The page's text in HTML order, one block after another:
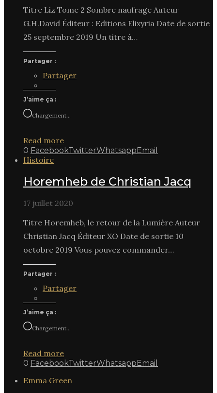
Titre Liz Tome 2 Sombre naufrage Auteur
G.H.David Éditeur : Editions Elixyria Date de sortie
25 septembre 2019 Un titre à…
Partager :
Partager
J’aime ça :
Chargement…
Read more
0 FacebookTwitterWhatsappEmail
Histoire
Horemheb de Christian Jacq
17 juillet 2020
Titre Horemheb, le retour de la Lumière Auteur
Christian Jacq Éditeur XO Date de sortie 10
octobre 2019 Vous pouvez commander…
Partager :
Partager
J’aime ça :
Chargement…
Read more
0 FacebookTwitterWhatsappEmail
Emma Green